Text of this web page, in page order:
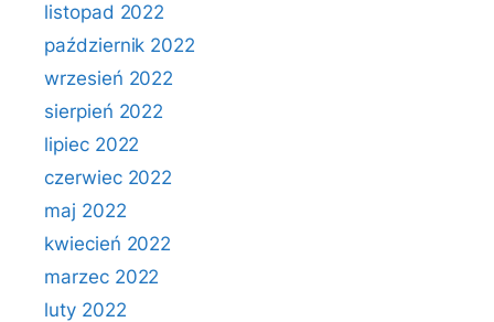
listopad 2022
październik 2022
wrzesień 2022
sierpień 2022
lipiec 2022
czerwiec 2022
maj 2022
kwiecień 2022
marzec 2022
luty 2022